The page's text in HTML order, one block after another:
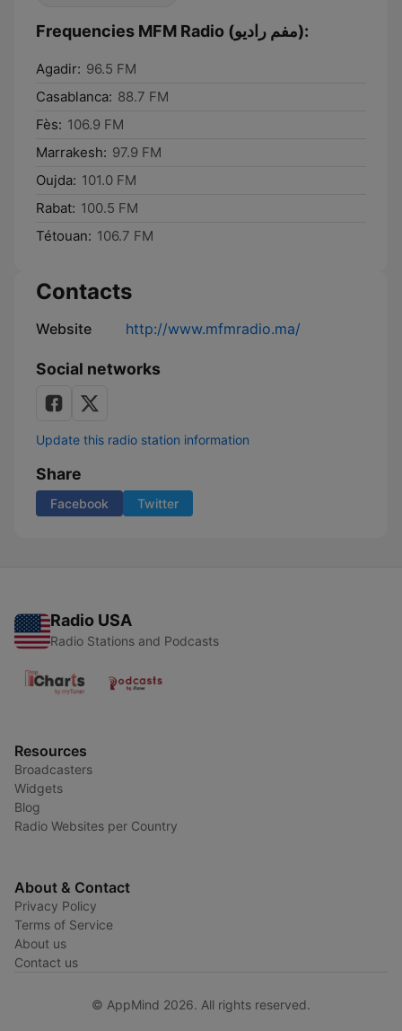
Frequencies MFM Radio (مفم راديو):
Agadir: 96.5 FM
Casablanca: 88.7 FM
Fès: 106.9 FM
Marrakesh: 97.9 FM
Oujda: 101.0 FM
Rabat: 100.5 FM
Tétouan: 106.7 FM
Contacts
Website http://www.mfmradio.ma/
Social networks
Update this radio station information
Share
Facebook Twitter
Radio USA
Radio Stations and Podcasts
Resources
Broadcasters
Widgets
Blog
Radio Websites per Country
About & Contact
Privacy Policy
Terms of Service
About us
Contact us
© AppMind 2026. All rights reserved.